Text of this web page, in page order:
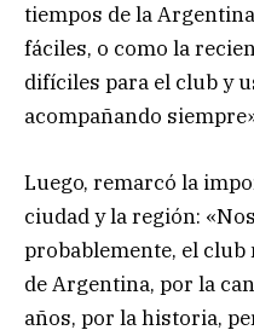
tiempos de la
fáciles, o como la
difíciles para el club y
acompañando
Luego, remarcó la
ciudad y la región:
probablemente, el
de Argentina, por la
años, por la historia,